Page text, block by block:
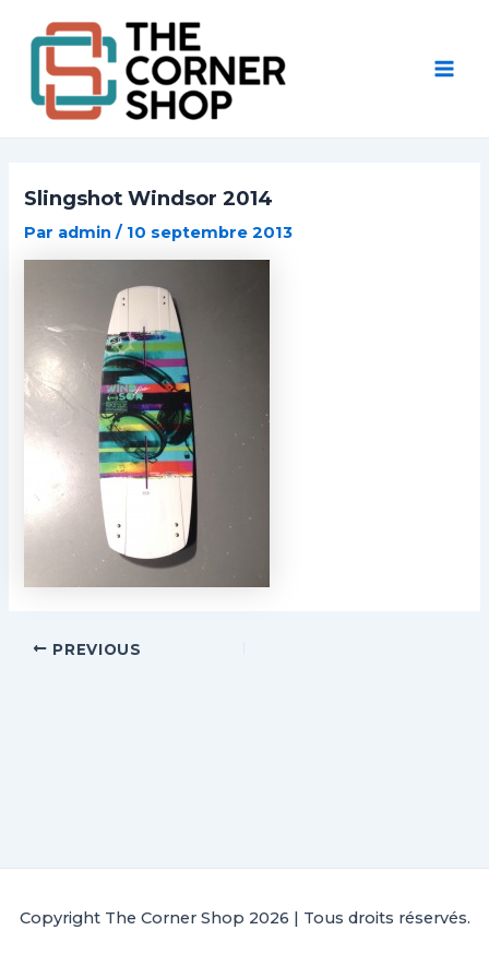
contenu
Slingshot Windsor 2014
Par admin/ 10 septembre 2013
navigation
PREVIOUS
Copyright The Corner Shop 2026 | Tous droits réservés.